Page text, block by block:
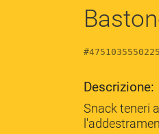
#4751035550225
Descrizione:
Snack teneri